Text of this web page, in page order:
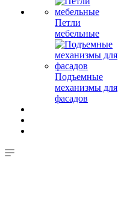
Петли
мебельные
Подъемные
механизмы для
фасадов